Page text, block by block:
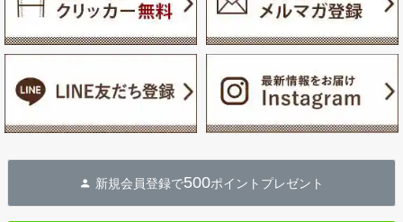
新規会員登録で500ポイントプレゼント